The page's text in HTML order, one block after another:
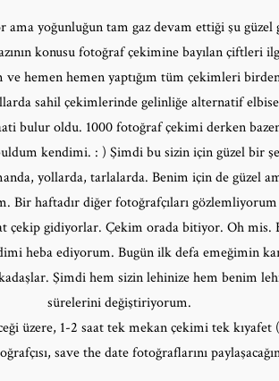
ama yoğunluğun tam gaz devam ettiği şu
konusu fotoğraf çekimine bayılan çiftleri
ve hemen hemen yaptığım tüm çekimleri
sahil çekimlerinde gelinliğe alternatif
bulur oldu. 1000 fotoğraf çekimi derken
kendimi. : ) Şimdi bu sizin için güzel bir
yollarda, tarlalarda. Benim için de güzel
Bir haftadır diğer fotoğrafçıları
çekip gidiyorlar. Çekim orada bitiyor. Oh mis.
heba ediyorum. Bugün ilk defa emeğimin
Şimdi hem sizin lehinize hem benim
sürelerini değiştiriyorum.
üzere, 1-2 saat tek mekan çekimi tek kıyafet
save the date fotoğraflarını